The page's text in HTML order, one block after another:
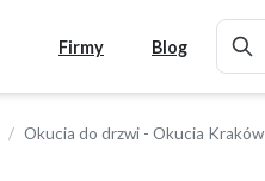
Firmy Blog
Okucia do drzwi - Okucia Kraków